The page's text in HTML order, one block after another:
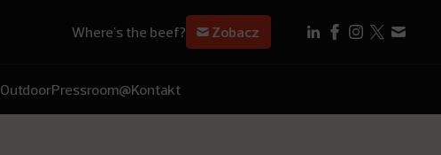
Where's the beef? Zobacz
OutdoorPressroom@Kontakt